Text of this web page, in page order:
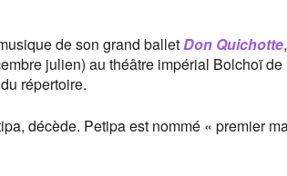
de son grand balletDon Quichotte
julien) au théâtre impérial Bolchoï de
répertoire.
décède. Petipa est nommé « premier